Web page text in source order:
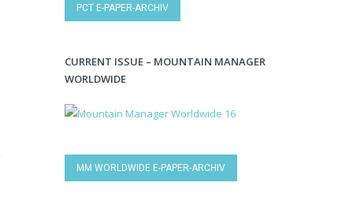
PCT E-PAPER-ARCHIV
CURRENT ISSUE – MOUNTAIN MANAGER
WORLDWIDE
MM WORLDWIDE E-PAPER-ARCHIV